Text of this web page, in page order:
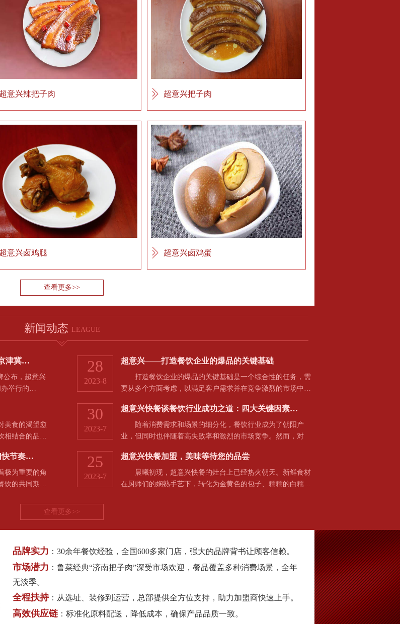
超意兴辣把子肉 超意兴把子肉
超意兴卤鸡腿 超意兴卤鸡蛋
查看更多>>
新闻动态 LEAGUE
津冀…
布，超意兴
办举行的…
28
2023-8
超意兴——打造餐饮企业的爆品的关键基础
打造餐饮企业的爆品的关键基础是一个综合性的任务，需
要从多个方面考虑，以满足客户需求并在竞争激烈的市场中…
食的渴望愈
相结合的品…
30
2023-7
超意兴快餐谈餐饮行业成功之道：四大关键因素…
随着消费需求和场景的细分化，餐饮行业成为了朝阳产
业，但同时也伴随着高失败率和激烈的市场竞争。然而，对
快节奏…
为重要的角
饮的共同期…
25
2023-7
超意兴快餐加盟，美味等待您的品尝
晨曦初现，超意兴快餐的灶台上已经热火朝天。新鲜食材
在厨师们的娴熟手艺下，转化为金黄色的包子、糯糯的白糯…
查看更多>>
品牌实力 ：30余年餐饮经验，全国600多家门店，强大的品牌背书让顾客信赖。
市场潜力 ：鲁菜经典“济南把子肉”深受市场欢迎，餐品覆盖多种消费场景，全年
无淡季。
全程扶持：从选址、装修到运营，总部提供全方位支持，助力加盟商快速上手。
高效供应链 ：标准化原料配送，降低成本，确保产品品质一致。